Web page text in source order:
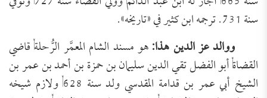
سنة 731. ترجمه ابن كثير في «تاريخه».
ووالد عز الدين هذا:هو مسند الشام المعمَّر الرُّحلة, قاضي
القضاة, أبو الفضل تقي الدين سليمان بن حمزة بن أحمد بن عمر بن
الشيخ أبي عمر بن قدامة المقدسي ولد سنة 628, ولازم شيخه